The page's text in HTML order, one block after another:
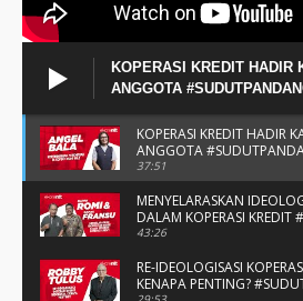
KOPERASI KREDIT HADIR
ANGGOTA
KOPERASI KREDIT HADIR
ANGGOTA
37:51
MENYELARASKAN
DALAM KOPERASI
BAPAK ROMI & BAPAK
43:26
RE-IDEOLOGISASI
KENAPA PENTING?